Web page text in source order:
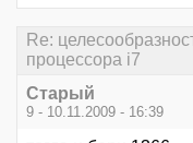
Re:
процессора i7
Старый
9 - 10.11.2009 - 16:39